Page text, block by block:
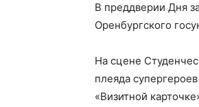
В преддверии Дня
Оренбургского
На сцене
плеяда
«Визитной